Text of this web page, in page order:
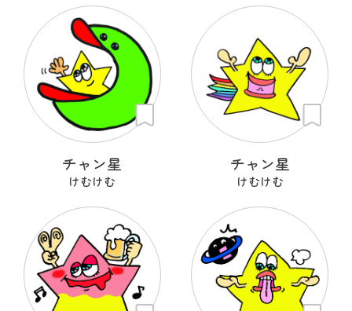
チャン星
けむけむ
チャン星
けむけむ